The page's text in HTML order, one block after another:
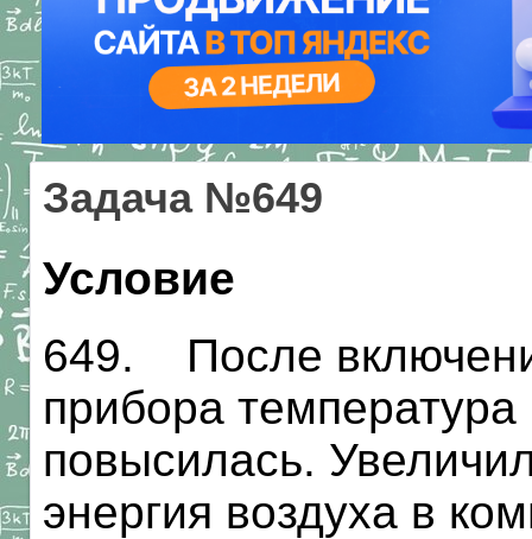
Задача №649
Условие
649. После
прибора
повысилась.
энергия воздуха в